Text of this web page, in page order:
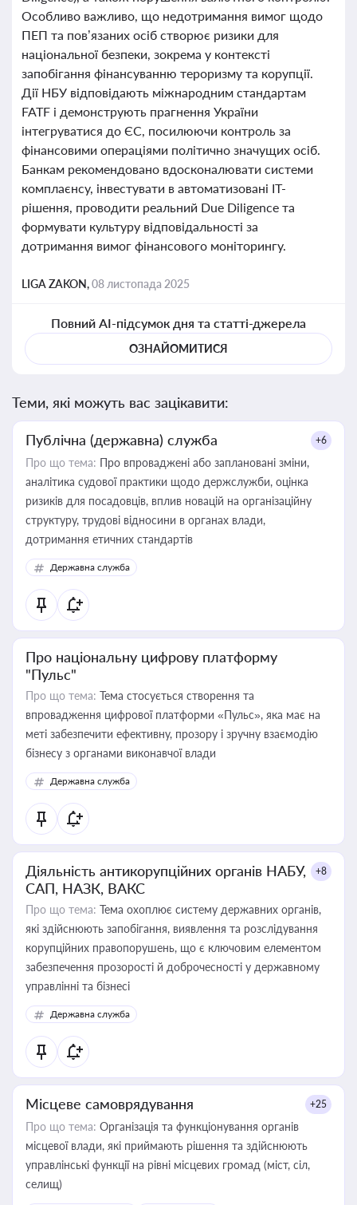
Особливо важливо, що недотримання вимог щодо
ПЕП та пов’язаних осіб створює ризики для
національної безпеки, зокрема у контексті
запобігання фінансуванню тероризму та корупції.
Дії НБУ відповідають міжнародним стандартам
FATF і демонструють прагнення України
інтегруватися до ЄС, посилюючи контроль за
фінансовими операціями політично значущих осіб.
Банкам рекомендовано вдосконалювати системи
комплаєнсу, інвестувати в автоматизовані IT-
рішення, проводити реальний Due Diligence та
формувати культуру відповідальності за
дотримання вимог фінансового моніторингу.
LIGA ZAKON,08 листопада 2025
Повний AI-підсумок дня та статті-джерела
ОЗНАЙОМИТИСЯ
Теми, які можуть вас зацікавити:
Публічна (державна) служба +6
Про що тема: Про впроваджені або заплановані зміни,
аналітика судової практики щодо держслужби, оцінка
ризиків для посадовців, вплив новацій на організаційну
структуру, трудові відносини в органах влади,
дотримання етичних стандартів
Державна служба
Про національну цифрову платформу
"Пульс"
Про що тема: Тема стосується створення та
впровадження цифрової платформи «Пульс», яка має на
меті забезпечити ефективну, прозору і зручну взаємодію
бізнесу з органами виконавчої влади
Державна служба
Діяльність антикорупційних органів НАБУ,
САП, НАЗК, ВАКС
+8
Про що тема: Тема охоплює систему державних органів,
які здійснюють запобігання, виявлення та розслідування
корупційних правопорушень, що є ключовим елементом
забезпечення прозорості й доброчесності у державному
управлінні та бізнесі
Державна служба
Місцеве самоврядування +25
Про що тема: Організація та функціонування органів
місцевої влади, які приймають рішення та здійснюють
управлінські функції на рівні місцевих громад (міст, сіл,
селищ)